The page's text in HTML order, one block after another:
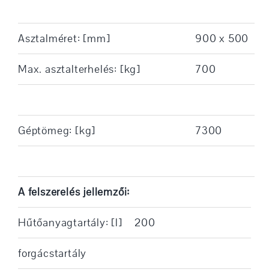
Asztalméret: [mm] 900 x 500
Max. asztalterhelés: [kg] 700
Géptömeg: [kg] 7300
A felszerelés jellemzői:
Hűtőanyagtartály: [l] 200
forgácstartály